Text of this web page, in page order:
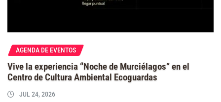
AGENDA DE EVENTOS
Vive la experiencia “Noche de Murciélagos” en el
Centro de Cultura Ambiental Ecoguardas
JUL 24, 2026